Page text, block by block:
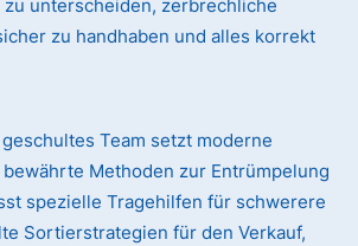
zu unterscheiden, zerbrechliche
zu handhaben und alles korrekt
Team setzt moderne
Methoden zur Entrümpelung
spezielle Tragehilfen für schwerere
Sortierstrategien für den Verkauf,